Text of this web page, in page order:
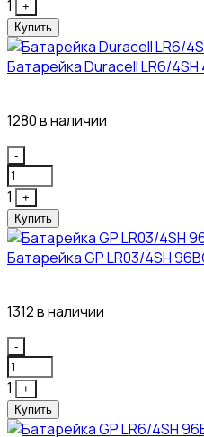
1
+
Купить
Батарейка Duracell LR6/4SH
1280 в наличии
Quantity
-
1
+
Купить
Батарейка GP LR03/4SH
1312 в наличии
Quantity
-
1
+
Купить